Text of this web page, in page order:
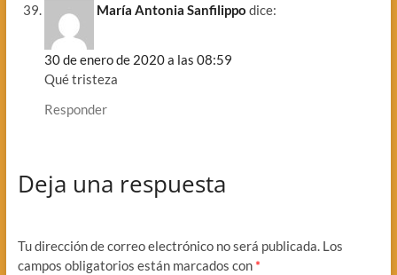
María Antonia Sanfilippo dice:
30 de enero de 2020 a las 08:59
Qué tristeza
Responder
Deja una respuesta
Tu dirección de correo electrónico no será publicada. Los
campos obligatorios están marcados con *